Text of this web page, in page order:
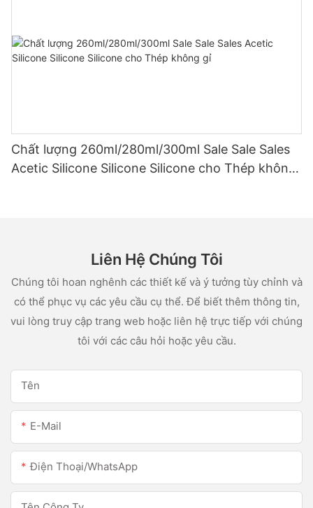
Chất lượng 260ml/280ml/300ml Sale Sale Sales
Acetic Silicone Silicone Silicone cho Thép không
Liên Hệ Chúng Tôi
Chúng tôi hoan nghênh các thiết kế và ý tưởng tùy chỉnh và
có thể phục vụ các yêu cầu cụ thể. Để biết thêm thông tin,
vui lòng truy cập trang web hoặc liên hệ trực tiếp với chúng
tôi với các câu hỏi hoặc yêu cầu.
Tên
E-Mail
Điện Thoại/WhatsApp